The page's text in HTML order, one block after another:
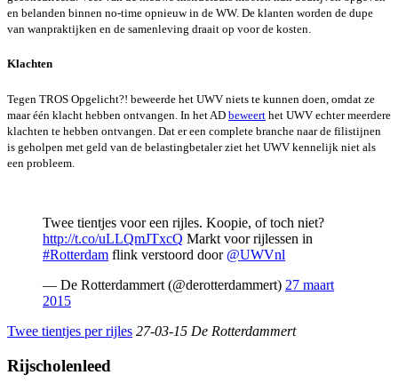
en belanden binnen no-time opnieuw in de WW. De klanten worden de dupe
van wanpraktijken en de samenleving draait op voor de kosten.
Klachten
Tegen TROS Opgelicht?! beweerde het UWV niets te kunnen doen, omdat ze
maar één klacht hebben ontvangen. In het AD beweert het UWV echter meerdere
klachten te hebben ontvangen. Dat er een complete branche naar de filistijnen
is geholpen met geld van de belastingbetaler ziet het UWV kennelijk niet als
een probleem.
Twee tientjes voor een rijles. Koopie, of toch niet?
http://t.co/uLLQmJTxcQ Markt voor rijlessen in
#Rotterdam flink verstoord door @UWVnl
— De Rotterdammert (@derotterdammert) 27 maart
2015
Twee tientjes per rijles 27-03-15 De Rotterdammert
Rijscholenleed